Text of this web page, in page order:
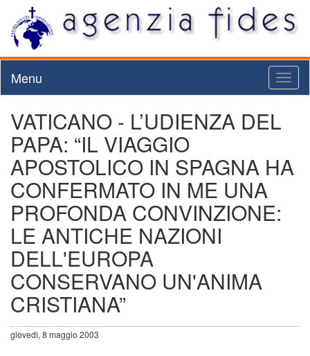
Menu
VATICANO - L’UDIENZA DEL
PAPA: “IL VIAGGIO
APOSTOLICO IN SPAGNA HA
CONFERMATO IN ME UNA
PROFONDA CONVINZIONE:
LE ANTICHE NAZIONI
DELL'EUROPA
CONSERVANO UN'ANIMA
CRISTIANA”
giovedì, 8 maggio 2003